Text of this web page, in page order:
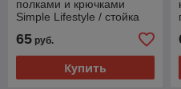
полками и крючками
Simple Lifestyle / стойка
65 руб.
Купить